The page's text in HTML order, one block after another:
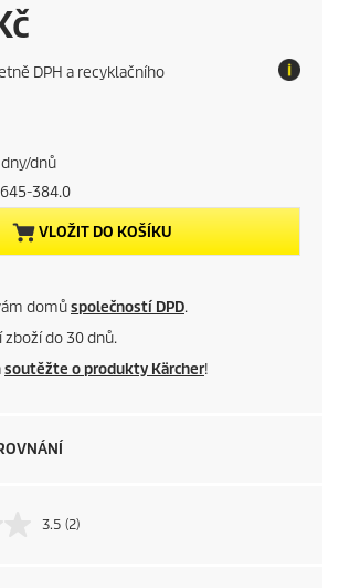
DPH a recyklačního
dnů
384.0
VLOŽIT DO KOŠÍKU
domůspolečností DPD.
zboží do 30 dnů.
soutěžte o produkty Kärcher!
3.5 (2)